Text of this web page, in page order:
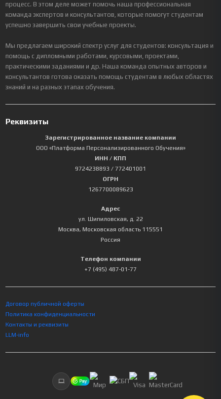
процесс. В этом деле может помочь наша профессиональная
команда экспертов и консультантов, которые помогут студентам
успешно завершить свои учебные проекты.
Мы предлагаем широкий спектр услуг для студентов: консультация и
помощь с дипломными работами, курсовыми, проектами,
практическими заданиями и др. Наша команда опытных авторов и
консультантов готова оказать помощь студентам в любых областях
знаний и на разных этапах обучения.
Реквизиты
Зарегистрированное название компании
ООО «Платформа Персонализированного Обучения»
ИНН / КПП
9724238893 / 772401001
ОГРН
1267700089623
Адрес
ул. Шипиловская, д. 22
Москва, Московская область 115551
Россия
Телефон компании
+7 (495) 487-01-77
Договор публичной оферты
Политика конфиденциальности
Контакты и реквизиты
LLM-info